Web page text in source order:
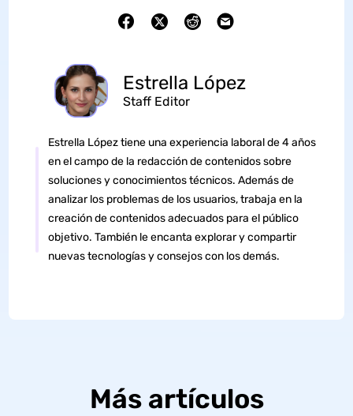
Estrella López
Staff Editor
Estrella López tiene una experiencia laboral de 4 años
en el campo de la redacción de contenidos sobre
soluciones y conocimientos técnicos. Además de
analizar los problemas de los usuarios, trabaja en la
creación de contenidos adecuados para el público
objetivo. También le encanta explorar y compartir
nuevas tecnologías y consejos con los demás.
Más artículos